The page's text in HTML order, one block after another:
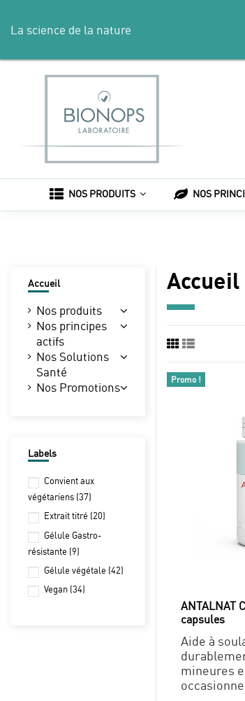
La science de la nature
NOS PRODUITS NOS
Accueil
Promo !
ANTALNAT
capsules
Aide à
mineures
Accueil
Nos produits
Nos principes
actifs
Nos Solutions
Santé
Nos Promotions
Labels
Convient aux
végétariens (37)
Extrait titré (20)
Gélule Gastro-
résistante (9)
Gélule végétale (42)
Vegan (34)